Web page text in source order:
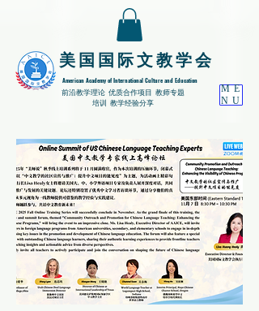
ME
NU
​美国国际文教学会
American Academy of International Culture and Education
​前沿教学理论 优质合作项目 教师专题
培训 教学经验分享